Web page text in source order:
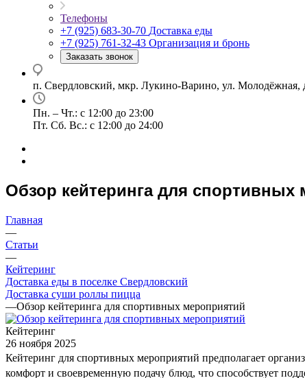
Телефоны
+7 (925) 683-30-70 Доставка еды
+7 (925) 761-32-43 Организация и бронь
Заказать звонок
п. Свердловский, мкр. Лукино-Варино, ул. Молодёжная,
Пн. – Чт.: с 12:00 до 23:00
Пт. Сб. Вс.: с 12:00 до 24:00
Обзор кейтеринга для спортивных
Главная
—
Статьи
—
Кейтеринг
Доставка еды в поселке Свердловский
Доставка суши роллы пицца
—Обзор кейтеринга для спортивных мероприятий
Кейтеринг
26 ноября 2025
Кейтеринг для спортивных мероприятий предполагает
комфорт и своевременную подачу блюд, что способствует